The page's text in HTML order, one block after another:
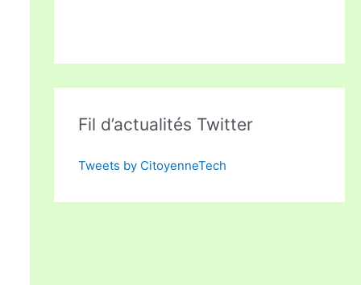
Fil d’actualités Twitter
Tweets by CitoyenneTech